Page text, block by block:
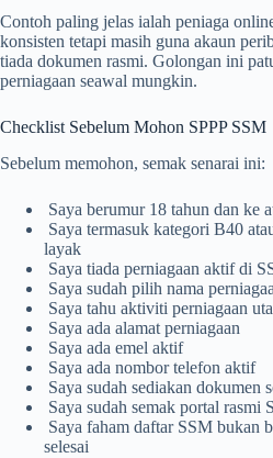
Contoh paling jelas ialah peniaga
konsisten tetapi masih guna akaun
tiada dokumen rasmi. Golongan ini
perniagaan seawal mungkin.
Checklist Sebelum Mohon SPPP SSM
Sebelum memohon, semak senarai ini:
Saya berumur 18 tahun dan ke
Saya termasuk kategori B40
layak
Saya tiada perniagaan aktif di
Saya sudah pilih nama
Saya tahu aktiviti perniagaan
Saya ada alamat perniagaan
Saya ada emel aktif
Saya ada nombor telefon aktif
Saya sudah sediakan dokumen
Saya sudah semak portal rasmi
Saya faham daftar SSM bukan
selesai